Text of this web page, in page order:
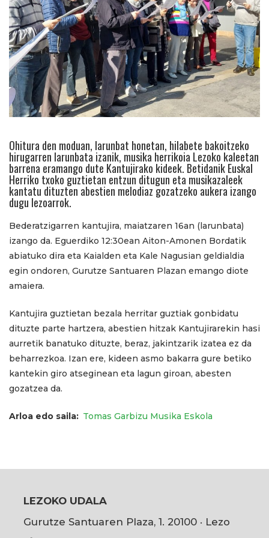
Ohitura den moduan, larunbat honetan, hilabete bakoitzeko
hirugarren larunbata izanik, musika herrikoia Lezoko kaleetan
barrena eramango dute Kantujirako kideek. Betidanik Euskal
Herriko txoko guztietan entzun ditugun eta musikazaleek
kantatu dituzten abestien melodiaz gozatzeko aukera izango
dugu lezoarrok.
Bederatzigarren kantujira, maiatzaren 16an (larunbata)
izango da. Eguerdiko 12:30ean Aiton-Amonen Bordatik
abiatuko dira eta Kaialden eta Kale Nagusian geldialdia
egin ondoren, Gurutze Santuaren Plazan emango diote
amaiera.
Kantujira guztietan bezala herritar guztiak gonbidatu
dituzte parte hartzera, abestien hitzak Kantujirarekin hasi
aurretik banatuko dituzte, beraz, jakintzarik izatea ez da
beharrezkoa. Izan ere, kideen asmo bakarra gure betiko
kantekin giro atseginean eta lagun giroan, abesten
gozatzea da.
Arloa edo saila Tomas Garbizu Musika Eskola
LEZOKO UDALA
Gurutze Santuaren Plaza, 1. 20100 · Lezo